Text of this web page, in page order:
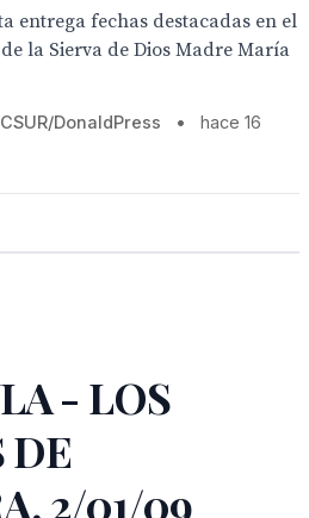
entrega fechas destacadas en el
la Sierva de Dios Madre María
DonaldPress •
hace 16
- LOS
DE
2/01/09